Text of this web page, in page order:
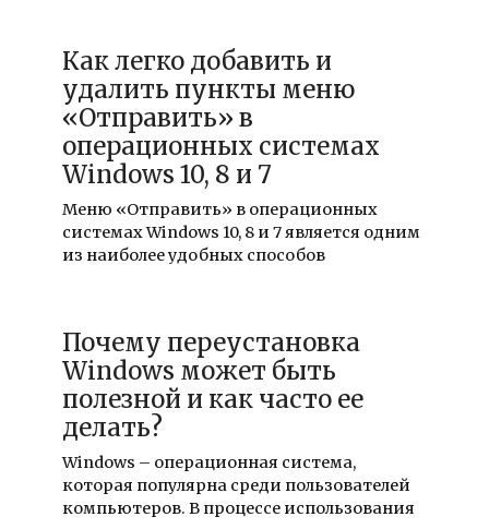
Как легко добавить и
удалить пункты меню
«Отправить» в
операционных системах
Windows 10, 8 и 7
Меню «Отправить» в операционных
системах Windows 10, 8 и 7 является одним
из наиболее удобных способов
Почему переустановка
Windows может быть
полезной и как часто ее
делать?
Windows – операционная система,
которая популярна среди пользователей
компьютеров. В процессе использования